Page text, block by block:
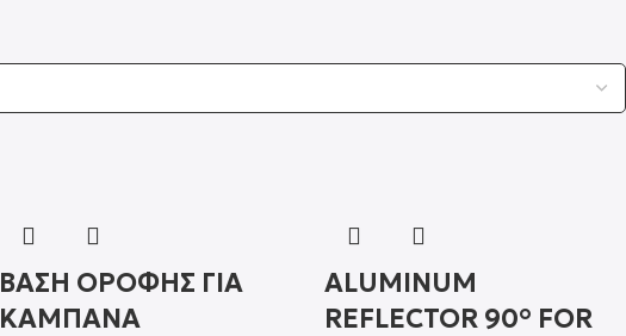
ΒΑΣΗ ΟΡΟΦΗΣ ΓΙΑ
ΚΑΜΠΑΝΑ
ALUMINUM
REFLECTOR 90° FOR